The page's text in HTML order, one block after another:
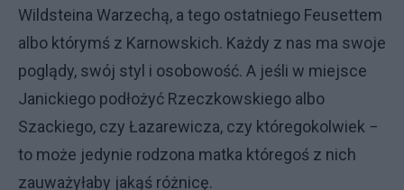
Wildsteina Warzechą, a tego ostatniego Feusettem
albo którymś z Karnowskich. Każdy z nas ma swoje
poglądy, swój styl i osobowość. A jeśli w miejsce
Janickiego podłożyć Rzeczkowskiego albo
Szackiego, czy Łazarewicza, czy któregokolwiek −
to może jedynie rodzona matka któregoś z nich
zauważyłaby jakąś różnicę.